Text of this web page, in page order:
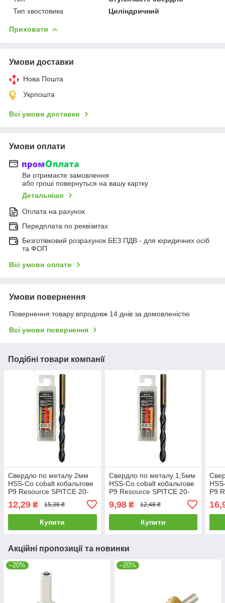
Тип хвостовика
Циліндричний
Приховати
Умови доставки
Нова Пошта
Укрпошта
Всі умови доставки
Умови оплати
Ви отримаєте замовлення
або гроші повернуться на вашу картку
Детальніше
Оплата на рахунок
Передплата по реквізитах
Безготівковий розрахунок БЕЗ ПДВ - для юридичних осіб
та ФОП
Всі умови оплати
Умови повернення
Повернення товару впродовж 14 днів за домовленістю
Всі умови повернення
Подібні товари компанії
Свердло по металу 2мм
HSS-Co cobalt кобальтове
Р9 Resource SPITCE 20-
12,29 ₴ 15,36 ₴
Купити
Свердло по металу 1,5мм
HSS-Co cobalt кобальтове
Р9 Resource SPITCE 20-
9,98₴ 12,48 ₴
Купити
Р9
Акційні пропозиції та новинки
–20% –20%